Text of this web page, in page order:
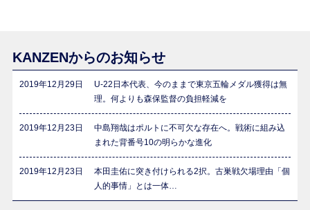
KANZENからのお知らせ
2019年12月29日
U-22日本代表、今のままで東京五輪メダル獲得は無
理。何よりも森保監督の負担軽減を
2019年12月23日
中島翔哉はポルトに不可欠な存在へ。戦術に組み込
まれた背番号10の明らかな進化
2019年12月23日
本田圭佑に突き付けられる2択。古巣戦欠場理由「個
人的事情」とは一体…